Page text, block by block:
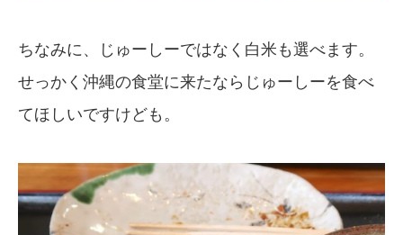
ちなみに、じゅーしーではなく白米も選べます。
せっかく沖縄の食堂に来たならじゅーしーを食べ
てほしいですけども。